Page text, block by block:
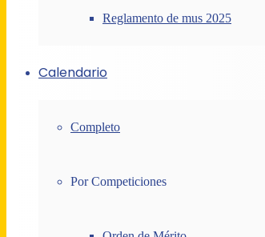
Reglamento de mus 2025
Calendario
Completo
Por Competiciones